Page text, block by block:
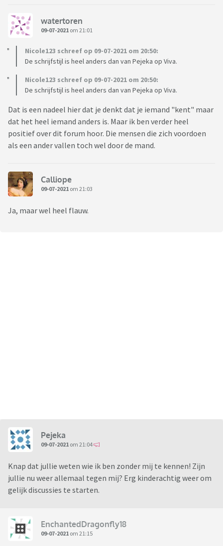
watertoren
09-07-2021 om 21:01
Nicole123 schreef op 09-07-2021 om 20:50:
De schrijfstijl is heel anders dan van Pejeka op Viva.
Nicole123 schreef op 09-07-2021 om 20:50:
De schrijfstijl is heel anders dan van Pejeka op Viva.
Dat is een nadeel hier dat je denkt dat je iemand "kent" maar
dat het heel iemand anders is. Maar ik ben verder heel
positief over dit forum hoor. Die mensen die zich voordoen
als een ander vallen toch wel door de mand.
Calliope
09-07-2021 om 21:03
Ja, maar wel heel flauw.
Pejeka
09-07-2021 om 21:04
Knap dat jullie weten wie ik ben zonder mij te kennen! Zijn
jullie nu weer allemaal tegen mij? Erg kinderachtig weer om
gelijk discussies te starten.
EnchantedDragonfly18
09-07-2021 om 21:15